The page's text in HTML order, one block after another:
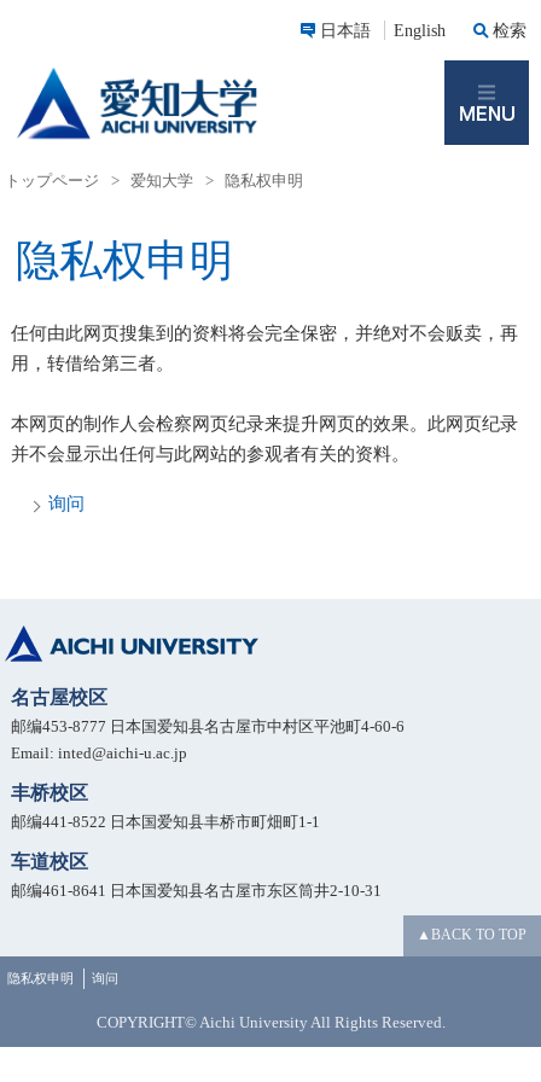
日本語 English 检索
トップページ > 爱知大学 > 隐私权申明
隐私权申明
任何由此网页搜集到的资料将会完全保密，并绝对不会贩卖，再
用，转借给第三者。
本网页的制作人会检察网页纪录来提升网页的效果。此网页纪录
并不会显示出任何与此网站的参观者有关的资料。
询问
名古屋校区
邮编453-8777 日本国爱知县名古屋市中村区平池町4-60-6
Email: inted@aichi-u.ac.jp
丰桥校区
邮编441-8522 日本国爱知县丰桥市町畑町1-1
车道校区
邮编461-8641 日本国爱知县名古屋市东区筒井2-10-31
▲BACK TO TOP
隐私权申明 询问
COPYRIGHT© Aichi University All Rights Reserved.